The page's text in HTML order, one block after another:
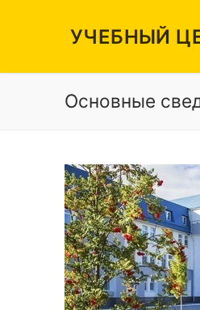
УЧЕБНЫЙ
Основные